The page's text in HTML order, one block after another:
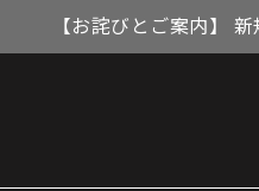
【お詫びとご案内】